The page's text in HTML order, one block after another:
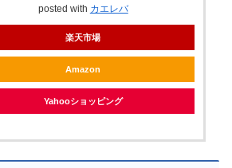
posted with カエレバ
楽天市場
Amazon
Yahooショッピング